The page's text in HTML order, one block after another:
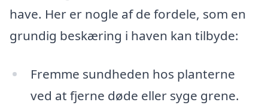
have. Her er nogle af de fordele, som en
grundig beskæring i haven kan tilbyde:
Fremme sundheden hos planterne
ved at fjerne døde eller syge grene.